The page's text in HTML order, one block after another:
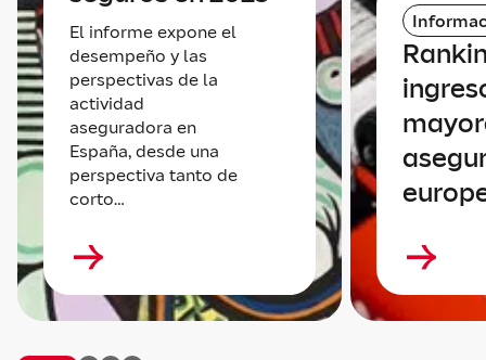
El informe expone el
desempeño y las
perspectivas de la
actividad
aseguradora en
España, desde una
perspectiva tanto de
corto…